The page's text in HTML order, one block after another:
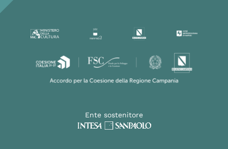
Ente sostenitore